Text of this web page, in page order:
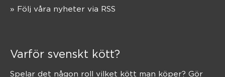
» Följ våra nyheter via RSS
Varför svenskt kött?
Spelar det någon roll vilket kött man köper? Gör